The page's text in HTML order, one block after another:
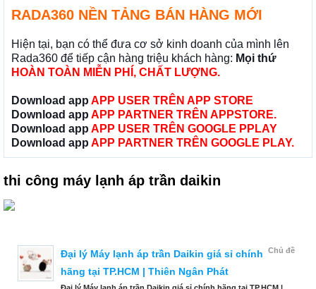
RADA360 NỀN TẢNG BÁN HÀNG MỚI
Hiện tại, bạn có thể đưa cơ sở kinh doanh của mình lên
Rada360 để tiếp cận hàng triệu khách hàng: Mọi thứ
HOÀN TOÀN MIỄN PHÍ, CHẤT LƯỢNG.
Download app APP USER TRÊN APP STORE
Download app APP PARTNER TRÊN APPSTORE.
Download app APP USER TRÊN GOOGLE PPLAY
Download app APP PARTNER TRÊN GOOGLE PLAY.
thi công máy lạnh áp trần daikin
Chủ đề
Đại lý Máy lạnh áp trần Daikin giá sỉ chính
hãng tại TP.HCM | Thiên Ngân Phát